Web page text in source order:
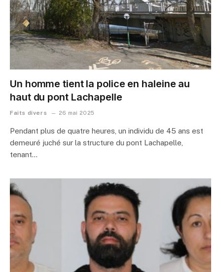
Un homme tient la police en haleine au
haut du pont Lachapelle
Faits divers 26 mai 2025
Pendant plus de quatre heures, un individu de 45 ans est
demeuré juché sur la structure du pont Lachapelle,
tenant…